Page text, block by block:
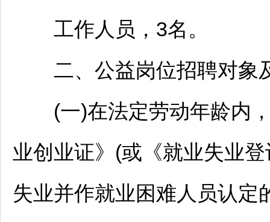
工作人员，3名。
二、公益岗位招聘对象
(一)在法定劳动年龄内，
业创业证》(或《就业失业
失业并作就业困难人员认定